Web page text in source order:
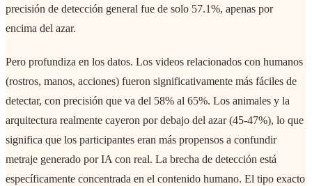
precisión de detección general fue de solo 57.1%, apenas por
encima del azar.
Pero profundiza en los datos. Los videos relacionados con humanos
(rostros, manos, acciones) fueron significativamente más fáciles de
detectar, con precisión que va del 58% al 65%. Los animales y la
arquitectura realmente cayeron por debajo del azar (45-47%), lo que
significa que los participantes eran más propensos a confundir
metraje generado por IA con real. La brecha de detección está
específicamente concentrada en el contenido humano. El tipo exacto